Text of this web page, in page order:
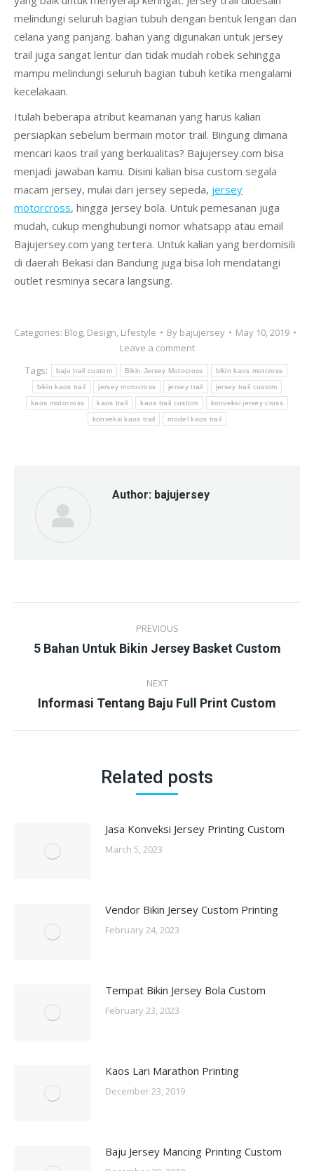
melindungi seluruh bagian tubuh dengan bentuk lengan dan
celana yang panjang. bahan yang digunakan untuk jersey
trail juga sangat lentur dan tidak mudah robek sehingga
mampu melindungi seluruh bagian tubuh ketika mengalami
kecelakaan.
Itulah beberapa atribut keamanan yang harus kalian
persiapkan sebelum bermain motor trail. Bingung dimana
mencari kaos trail yang berkualitas? Bajujersey.com bisa
menjadi jawaban kamu. Disini kalian bisa custom segala
macam jersey, mulai dari jersey sepeda, jersey
motorcross, hingga jersey bola. Untuk pemesanan juga
mudah, cukup menghubungi nomor whatsapp atau email
Bajujersey.com yang tertera. Untuk kalian yang berdomisili
di daerah Bekasi dan Bandung juga bisa loh mendatangi
outlet resminya secara langsung.
Categories: Blog Design Lifestyle By bajujersey
May 10, 2019
Leave a comment
Tags:
baju trail custom Bikin Jersey Motocross bikin kaos motcross
bikin kaos trail jersey motocross jersey trail jersey trail custom
kaos motocross kaos trail kaos trail custom konveksi jersey cross
konveksi kaos trail model kaos trail
Author: bajujersey
navigation
PREVIOUS
Previous
5 Bahan Untuk Bikin Jersey Basket Custom
NEXT
Next
Informasi Tentang Baju Full Print Custom
Related posts
Jasa Konveksi Jersey Printing Custom
March 5, 2023
Vendor Bikin Jersey Custom Printing
February 24, 2023
Tempat Bikin Jersey Bola Custom
February 23, 2023
Kaos Lari Marathon Printing
December 23, 2019
Baju Jersey Mancing Printing Custom